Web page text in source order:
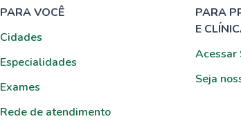
PARA VOCÊ
Cidades
Especialidades
Exames
Rede de atendimento
PARA
E
Acessar
Seja